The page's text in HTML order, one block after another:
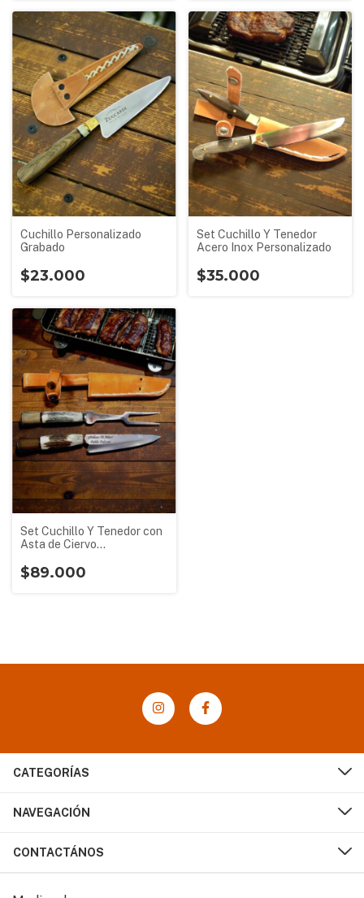
Cuchillo Personalizado
Grabado
$23.000
Set Cuchillo Y Tenedor
Acero Inox Personalizado
$35.000
Set Cuchillo Y Tenedor con
Asta de Ciervo
$89.000
CATEGORÍAS
NAVEGACIÓN
CONTACTÁNOS